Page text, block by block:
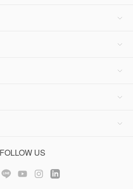
FOLLOW US